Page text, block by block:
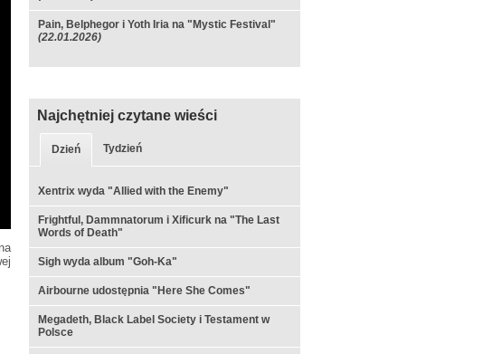
Pain, Belphegor i Yoth Iria na "Mystic Festival"
(22.01.2026)
Najchętniej czytane wieści
Dzień Tydzień
Xentrix wyda "Allied with the Enemy"
Frightful, Dammnatorum i Xificurk na "The Last
Words of Death"
Sigh wyda album "Goh-Ka"
Airbourne udostępnia "Here She Comes"
Megadeth, Black Label Society i Testament w
Polsce